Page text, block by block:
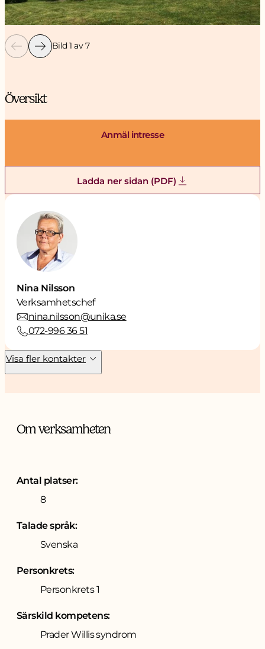
Bild 1 av 7
Översikt
Anmäl intresse
Ladda ner sidan (PDF)
Nina Nilsson
Verksamhetschef
nina.nilsson@unika.se
072-996 36 51
Visa fler kontakter
Om verksamheten
Antal platser:
8
Talade språk:
Svenska
Personkrets:
Personkrets 1
Särskild kompetens:
Prader Willis syndrom